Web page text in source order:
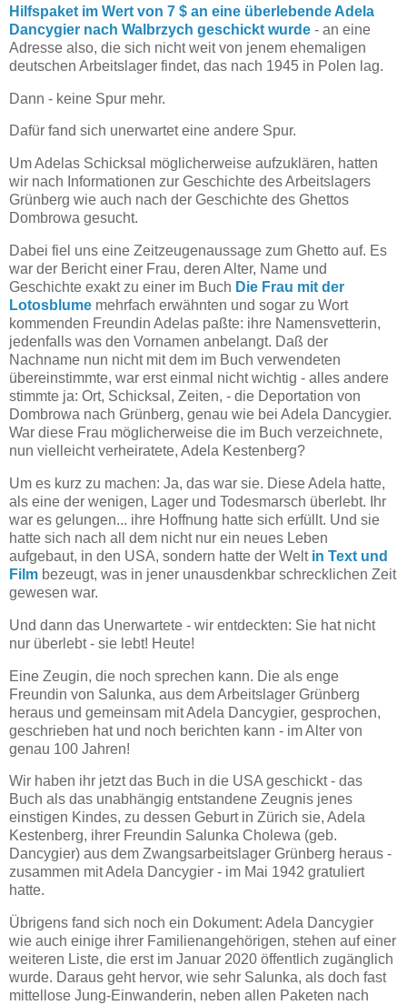
Hilfspaket im Wert von 7 $ an eine überlebende Adela
Dancygier nach Walbrzych geschickt wurde - an eine
Adresse also, die sich nicht weit von jenem ehemaligen
deutschen Arbeitslager findet, das nach 1945 in Polen lag.
Dann - keine Spur mehr.
Dafür fand sich unerwartet eine andere Spur.
Um Adelas Schicksal möglicherweise aufzuklären, hatten
wir nach Informationen zur Geschichte des Arbeitslagers
Grünberg wie auch nach der Geschichte des Ghettos
Dombrowa gesucht.
Dabei fiel uns eine Zeitzeugenaussage zum Ghetto auf. Es
war der Bericht einer Frau, deren Alter, Name und
Geschichte exakt zu einer im Buch Die Frau mit der
Lotosblume mehrfach erwähnten und sogar zu Wort
kommenden Freundin Adelas paßte: ihre Namensvetterin,
jedenfalls was den Vornamen anbelangt. Daß der
Nachname nun nicht mit dem im Buch verwendeten
übereinstimmte, war erst einmal nicht wichtig - alles andere
stimmte ja: Ort, Schicksal, Zeiten, - die Deportation von
Dombrowa nach Grünberg, genau wie bei Adela Dancygier.
War diese Frau möglicherweise die im Buch verzeichnete,
nun vielleicht verheiratete, Adela Kestenberg?
Um es kurz zu machen: Ja, das war sie. Diese Adela hatte,
als eine der wenigen, Lager und Todesmarsch überlebt. Ihr
war es gelungen... ihre Hoffnung hatte sich erfüllt. Und sie
hatte sich nach all dem nicht nur ein neues Leben
aufgebaut, in den USA, sondern hatte der Welt in Text und
Film bezeugt, was in jener unausdenkbar schrecklichen Zeit
gewesen war.
Und dann das Unerwartete - wir entdeckten: Sie hat nicht
nur überlebt - sie lebt! Heute!
Eine Zeugin, die noch sprechen kann. Die als enge
Freundin von Salunka, aus dem Arbeitslager Grünberg
heraus und gemeinsam mit Adela Dancygier, gesprochen,
geschrieben hat und noch berichten kann - im Alter von
genau 100 Jahren!
Wir haben ihr jetzt das Buch in die USA geschickt - das
Buch als das unabhängig entstandene Zeugnis jenes
einstigen Kindes, zu dessen Geburt in Zürich sie, Adela
Kestenberg, ihrer Freundin Salunka Cholewa (geb.
Dancygier) aus dem Zwangsarbeitslager Grünberg heraus -
zusammen mit Adela Dancygier - im Mai 1942 gratuliert
hatte.
Übrigens fand sich noch ein Dokument: Adela Dancygier
wie auch einige ihrer Familienangehörigen, stehen auf einer
weiteren Liste, die erst im Januar 2020 öffentlich zugänglich
wurde. Daraus geht hervor, wie sehr Salunka, als doch fast
mittellose Jung-Einwanderin, neben allen Paketen nach